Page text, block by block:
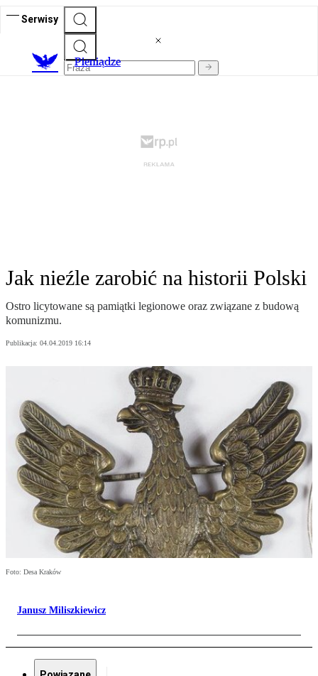
Serwisy
Pieniądze
Jak nieźle zarobić na historii Polski
Ostro licytowane są pamiątki legionowe oraz związane z budową
komunizmu.
Publikacja: 04.04.2019 16:14
Foto: Desa Kraków
Janusz Miliszkiewicz